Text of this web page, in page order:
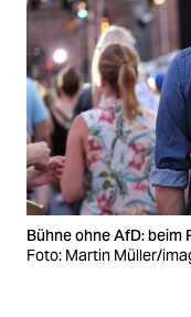
wahrheit
verlag
verlag
veranstaltungen
shop
fragen & hilfe
Bühne ohne AfD: beim
Foto: Martin Müller/